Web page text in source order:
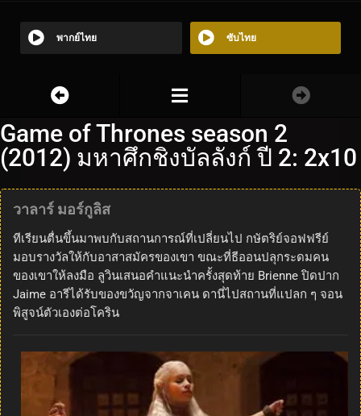
พากย์ไทย ซับไทย
Game of Thrones season 2
(2012) มหาศึกชิงบัลลังก์ ปี 2: 2x10
วาลาร์ มอร์กูลิส
ทีเรียนตื่นขึ้นมาพบกับสถานการณ์ที่เปลี่ยนไป กษัตริย์จอฟฟรีย์
มอบรางวัลให้กับอาสาสมัครของเขา ขณะที่ธีออนปลุกระดมคน
ของเขาให้ลงมือ ลูวินเสนอคำแนะนำครั้งสุดท้าย Brienne ปิดปาก
Jaime อารีได้รับของขวัญจากจาเคน ดานี่ไปสถานที่แปลก ๆ จอน
พิสูจน์ตัวเองต่อโคริน